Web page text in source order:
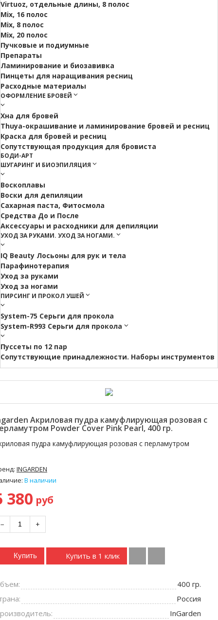
Virtuoz, отдельные длины, 8 полос
Mix, 16 полос
Mix, 8 полос
Mix, 20 полос
Пучковые и подиумные
Препараты
Ламинирование и биозавивка
Пинцеты для наращивания ресниц
Расходные материалы
ОФОРМЛЕНИЕ БРОВЕЙ
Хна для бровей
Thuya-окрашивание и ламинирование бровей и ресниц
Краска для бровей и ресниц
Сопутствующая продукция для бровиста
БОДИ-АРТ
ШУГАРИНГ И БИОЭПИЛЯЦИЯ
Воскоплавы
Воски для депиляции
Сахарная паста, Фитосмола
Средства До и После
Аксессуары и расходники для депиляции
УХОД ЗА РУКАМИ. УХОД ЗА НОГАМИ.
IQ Beauty Лосьоны для рук и тела
Парафинотерапия
Уход за руками
Уход за ногами
ПИРСИНГ И ПРОКОЛ УШЕЙ
System-75 Серьги для прокола
System-R993 Серьги для прокола
Пуссеты по 12 пар
Cопутствующие принадлежности. Наборы инструментов
Акриловая пудра камуфлирующая розовая с
Powder Cover Pink Pearl, 400 гр.
пудра камуфлирующая розовая с перламутром
INGARDEN
В наличии
380 руб
− +
Купить Купить в 1 клик
400 гр.
Россия
InGarden